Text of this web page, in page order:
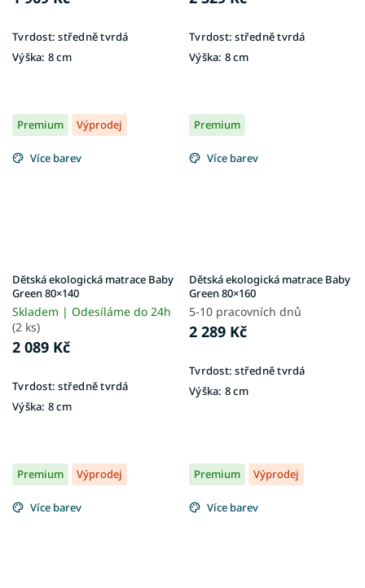
Tvrdost: středně tvrdá
Výška: 8 cm
Tvrdost: středně tvrdá
Výška: 8 cm
Premium Výprodej
Více barev
Dětská ekologická matrace Baby
Green 80×140
Skladem | Odesíláme do 24h
(2 ks)
2 089 Kč
Tvrdost: středně tvrdá
Výška: 8 cm
Premium
Více barev
Dětská ekologická matrace Baby
Green 80×160
5-10 pracovních dnů
2 289 Kč
Tvrdost: středně tvrdá
Výška: 8 cm
Premium Výprodej
Více barev
Premium Výprodej
Více barev